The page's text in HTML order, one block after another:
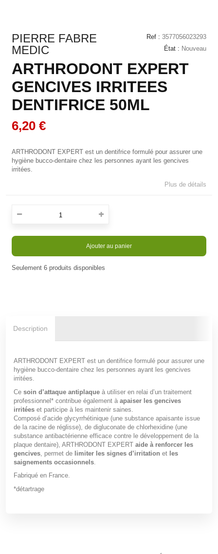
PIERRE FABRE
MEDIC
Ref : 3577056023293
État : Nouveau
ARTHRODONT EXPERT
GENCIVES IRRITEES
DENTIFRICE 50ML
6,20 €
ARTHRODONT EXPERT est un dentifrice formulé pour assurer une
hygiène bucco-dentaire chez les personnes ayant les gencives
irritées.
Plus de détails
Ajouter au panier
Seulement 6 produits disponibles
Description
ARTHRODONT EXPERT est un dentifrice formulé pour assurer une
hygiène bucco-dentaire chez les personnes ayant les gencives
irritées.
Ce soin d’attaque antiplaque à utiliser en relai d’un traitement
professionnel* contribue également à apaiser les gencives
irritées et participe à les maintenir saines.
Composé d’acide glycyrrhétinique (une substance apaisante issue
de la racine de réglisse), de digluconate de chlorhexidine (une
substance antibactérienne efficace contre le développement de la
plaque dentaire), ARTHRODONT EXPERT aide à renforcer les
gencives , permet de limiter les signes d’irritation et les
saignements occasionnels
Fabriqué en France.
*détartrage